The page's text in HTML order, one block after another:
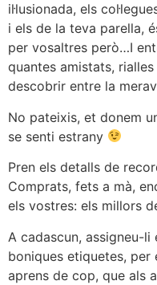
il·lusionada, els
i els de la teva parella,
per vosaltres però…I
quantes amistats,
descobrir entre la
No pateixis, et donem
se senti estrany
Pren els detalls de
Comprats, fets a mà,
els vostres: els millors
A cadascun, assigneu-li
boniques etiquetes, per
aprens de cop, que als